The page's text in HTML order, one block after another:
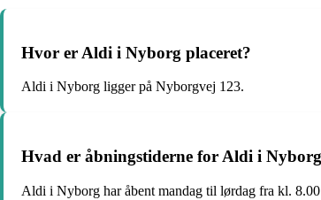
Hvor er Aldi i Nyborg placeret?
Aldi i Nyborg ligger på Nyborgvej 123.
Hvad er åbningstiderne for Aldi i
Aldi i Nyborg har åbent mandag til lørdag fra kl.